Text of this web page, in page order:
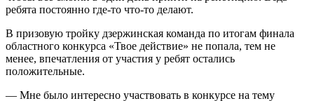
ребята постоянно где-то что-то делают.
В призовую тройку дзержинская команда по итогам финала
областного конкурса «Твое действие» не попала, тем не
менее, впечатления от участия у ребят остались
положительные.
— Мне было интересно участвовать в конкурсе на тему